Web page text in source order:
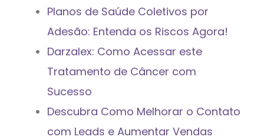
Planos de Saúde Coletivos por
Adesão: Entenda os Riscos Agora!
Darzalex: Como Acessar este
Tratamento de Câncer com
Sucesso
Descubra Como Melhorar o Contato
com Leads e Aumentar Vendas